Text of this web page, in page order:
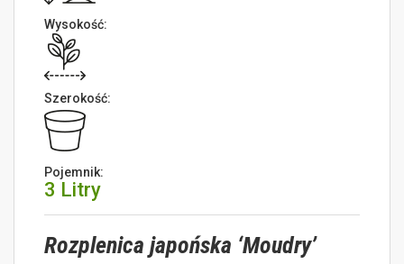
Wysokość:
Szerokość:
Pojemnik:
3 Litry
Rozplenica japońska ‘Moudry’